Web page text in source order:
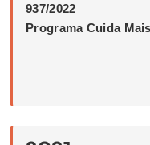
937/2022
Programa Cuida